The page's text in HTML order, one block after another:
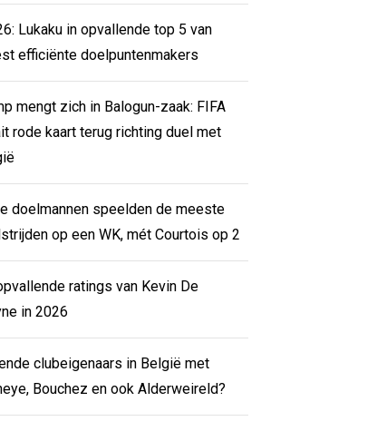
Lukaku in opvallende top 5 van
efficiënte doelpuntenmakers
mengt zich in Balogun-zaak: FIFA
rode kaart terug richting duel met
doelmannen speelden de meeste
op een WK, mét Courtois op 2
ratings van Kevin De
in 2026
clubeigenaars in België met
Bouchez en ook Alderweireld?